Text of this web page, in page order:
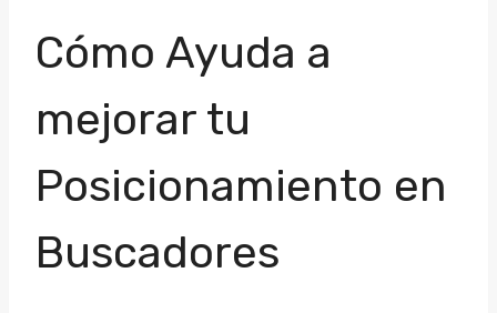
Cómo Ayuda a
mejorar tu
Posicionamiento en
Buscadores